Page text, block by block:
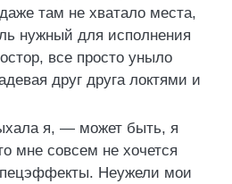
там не хватало места,
нужный для исполнения
все просто уныло
друг друга локтями и
я, — может быть, я
мне совсем не хочется
Неужели мои